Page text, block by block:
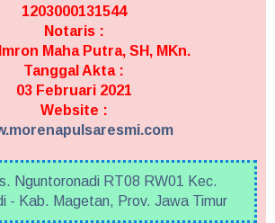
1203000131544
Notaris :
Maha Putra, SH, MKn.
Tanggal Akta :
03 Februari 2021
Website :
Nguntoronadi RT08 RW01 Kec.
- Kab. Magetan, Prov. Jawa Timur